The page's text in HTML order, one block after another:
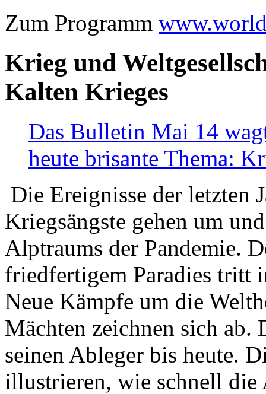
Zum Programm
Krieg und
Kalten Krieges
Das Bulletin Mai 14
heute brisante Thema:
Die Ereignisse der letzten
Kriegsängste gehen um
Alptraums der Pandemie.
friedfertigem Paradies tritt
Neue Kämpfe um die
Mächten zeichnen sich
seinen Ableger bis heute.
illustrieren, wie schnell die